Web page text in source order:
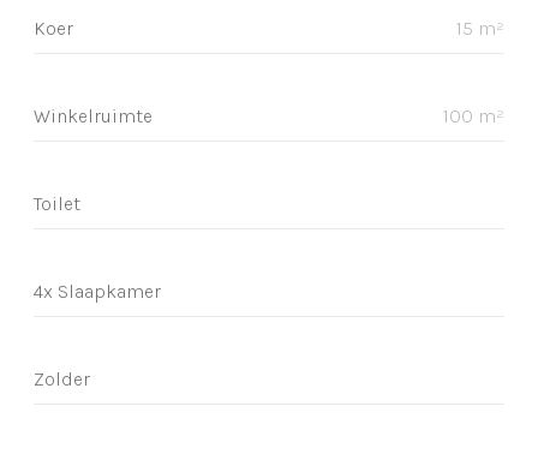
Koer 15 m²
Winkelruimte 100 m²
Toilet
4x Slaapkamer
Zolder